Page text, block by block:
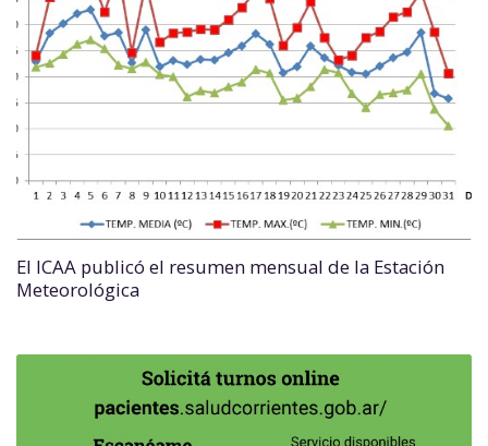
El ICAA publicó el resumen mensual de la Estación
Meteorológica